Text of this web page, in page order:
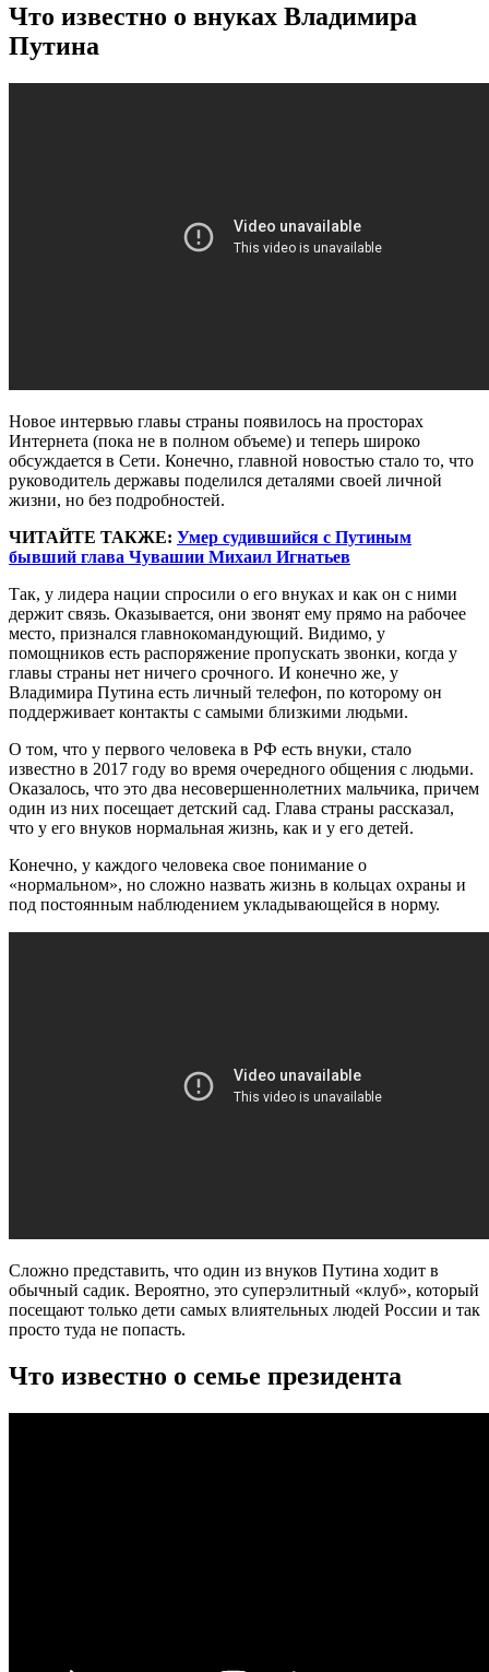
Что известно о внуках Владимира
Путина
Новое интервью главы страны появилось на просторах
Интернета (пока не в полном объеме) и теперь широко
обсуждается в Сети. Конечно, главной новостью стало то, что
руководитель державы поделился деталями своей личной
жизни, но без подробностей.
ЧИТАЙТЕ ТАКЖЕ: Умер судившийся с Путиным
бывший глава Чувашии Михаил Игнатьев
Так, у лидера нации спросили о его внуках и как он с ними
держит связь. Оказывается, они звонят ему прямо на рабочее
место, признался главнокомандующий. Видимо, у
помощников есть распоряжение пропускать звонки, когда у
главы страны нет ничего срочного. И конечно же, у
Владимира Путина есть личный телефон, по которому он
поддерживает контакты с самыми близкими людьми.
О том, что у первого человека в РФ есть внуки, стало
известно в 2017 году во время очередного общения с людьми.
Оказалось, что это два несовершеннолетних мальчика, причем
один из них посещает детский сад. Глава страны рассказал,
что у его внуков нормальная жизнь, как и у его детей.
Конечно, у каждого человека свое понимание о
«нормальном», но сложно назвать жизнь в кольцах охраны и
под постоянным наблюдением укладывающейся в норму.
Сложно представить, что один из внуков Путина ходит в
обычный садик. Вероятно, это суперэлитный «клуб», который
посещают только дети самых влиятельных людей России и так
просто туда не попасть.
Что известно о семье президента